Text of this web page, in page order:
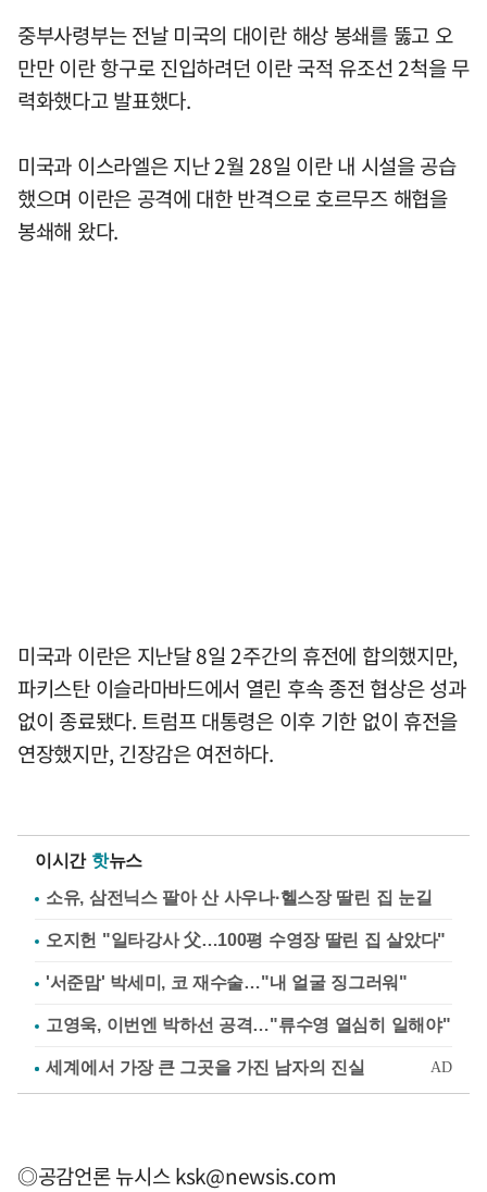
중부사령부는 전날 미국의 대이란 해상 봉쇄를 뚫고 오
만만 이란 항구로 진입하려던 이란 국적 유조선 2척을 무
력화했다고 발표했다.
미국과 이스라엘은 지난 2월 28일 이란 내 시설을 공습
했으며 이란은 공격에 대한 반격으로 호르무즈 해협을
봉쇄해 왔다.
미국과 이란은 지난달 8일 2주간의 휴전에 합의했지만,
파키스탄 이슬라마바드에서 열린 후속 종전 협상은 성과
없이 종료됐다. 트럼프 대통령은 이후 기한 없이 휴전을
연장했지만, 긴장감은 여전하다.
이시간 핫뉴스
소유, 삼전닉스 팔아 산 사우나·헬스장 딸린 집 눈길
오지헌 "일타강사 父…100평 수영장 딸린 집 살았다"
'서준맘' 박세미, 코 재수술…"내 얼굴 징그러워"
고영욱, 이번엔 박하선 공격…"류수영 열심히 일해야"
◎공감언론 뉴시스ksk@newsis.com